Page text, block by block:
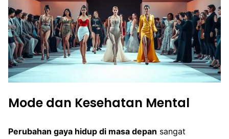
Mode dan Kesehatan Mental
Perubahan gaya hidup di masa depan sangat